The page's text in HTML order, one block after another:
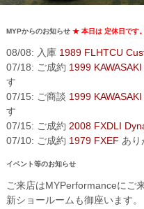
MYPからのお知らせ ★ 本日は 定休日です。
08/08: 入庫 1989 FLHTCU
07/18: ご成約 1999
す
07/15: ご商談 1999
す
07/15: ご成約 2008 FXDLI
07/10: ご成約 1979 FXEF あり
イベント等のお知らせ
ご来店はMYPerformanceにご
新ショールームも御座います。